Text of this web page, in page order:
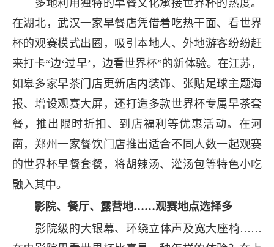
多地利用独特的早餐文化承接世界杯的热度。
在湖北，武汉一家早餐店凭借着吃热干面、看世界
杯的观赛模式出圈，吸引本地人、外地游客纷纷赶
来打卡“边‘过早’，边看世界杯”的新体验。在江苏，
如皋多家早茶门店更新店内装饰、张贴足球主题海
报、增设观赛大屏，还打造多款世界杯专属早茶套
餐，推出限时折扣、到店福利等优惠活动。在河
南，郑州一家餐饮门店推出适合不同人数一起观赛
的世界杯早餐套餐，将胡辣汤、灌汤包等特色小吃
融入其中。
影院、餐厅、露营地……观赛地点选择多
影院级的大银幕、环绕立体声及宽大座椅……